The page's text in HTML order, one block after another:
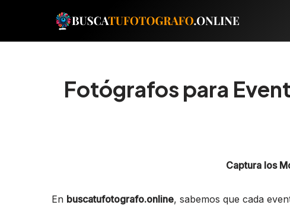
Fotógrafos para
Captura los
En buscatufotografo.online, sabemos que cada